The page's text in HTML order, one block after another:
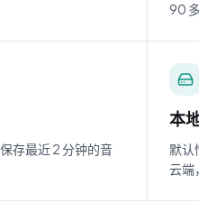
90
存最近 2 分钟的音
本
默认
云端